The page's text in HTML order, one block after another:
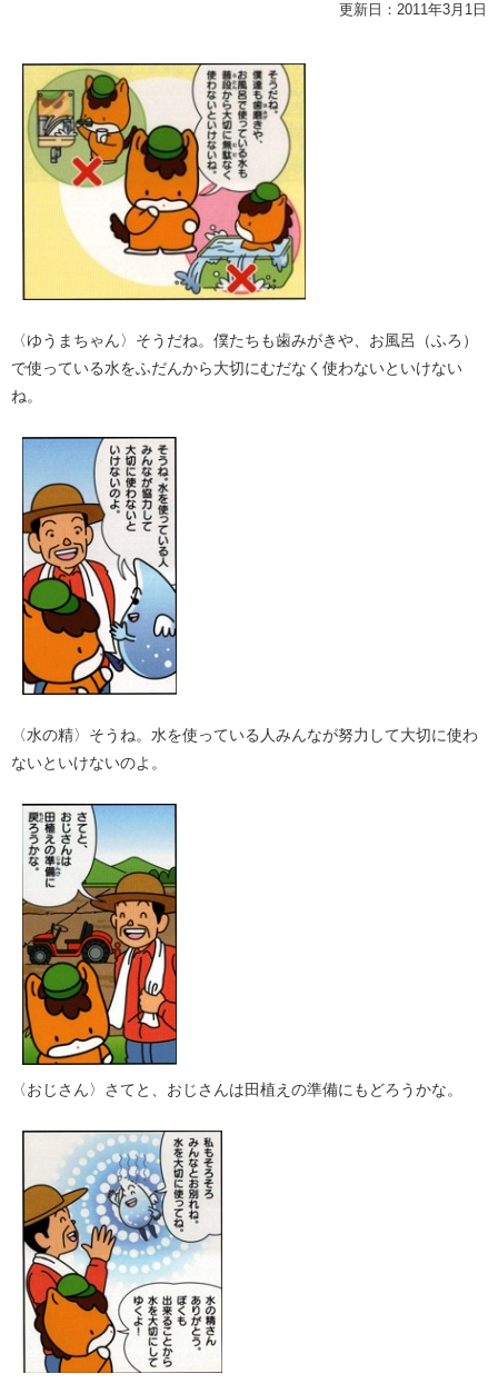
更新日：2011年3月1日
〈ゆうまちゃん〉そうだね。僕たちも歯みがきや、お風呂（ふろ）
で使っている水をふだんから大切にむだなく使わないといけない
ね。
〈水の精〉そうね。水を使っている人みんなが努力して大切に使わ
ないといけないのよ。
〈おじさん〉さてと、おじさんは田植えの準備にもどろうかな。